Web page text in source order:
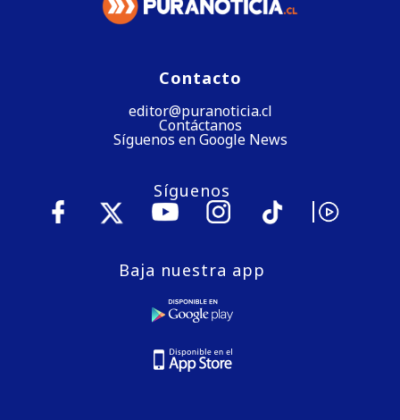
Contacto
editor@puranoticia.cl
Contáctanos
Síguenos en Google News
Síguenos
Baja nuestra app